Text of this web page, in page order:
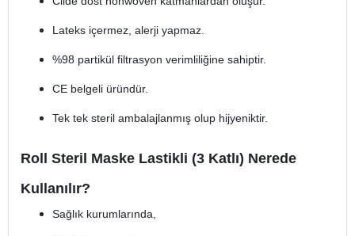
Lateks içermez, alerji yapmaz.
%98 partikül filtrasyon verimliliğine sahiptir.
CE belgeli üründür.
Tek tek steril ambalajlanmış olup hijyeniktir.
Roll Steril Maske Lastikli (3 Katlı) Nerede
Kullanılır?
Sağlık kurumlarında,